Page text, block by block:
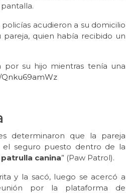
acudieron a su domicilio
quien había recibido un
por su hijo mientras tenía una
determinaron que la pareja
el seguro puesto dentro de la
patrulla canina” (Paw Patrol).
y la sacó, luego se acercó a
por la plataforma de